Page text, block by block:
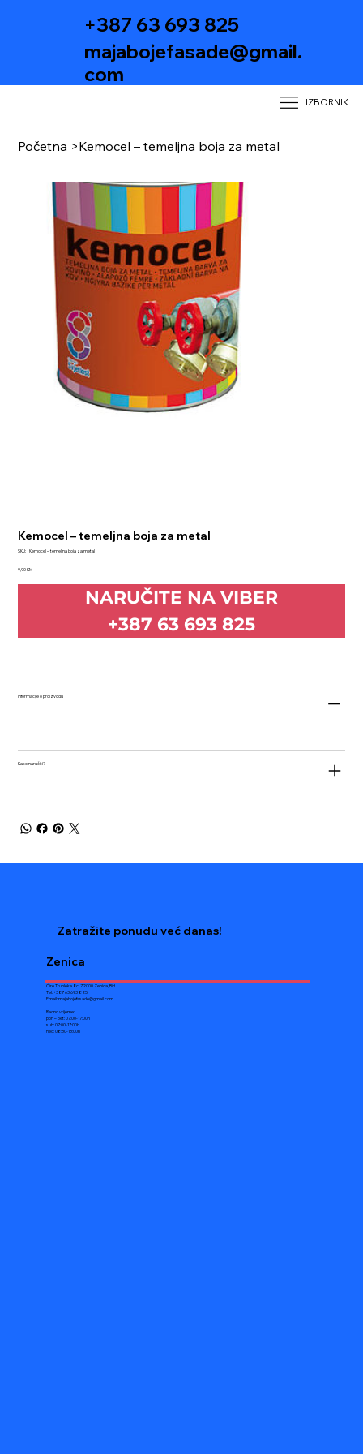
IZBORNIK
+387 63 693 825
majabojefasade@gmail.
com
Početna >Kemocel – temeljna boja za metal
Kemocel – temeljna boja za metal
SKU:
SKU
–
Kemocel – temeljna boja za metal
Price
9,90 KM
NARUČITE NA VIBER
+387 63 693 825
Informacije o proizvodu
Kako naručiti?
Zatražite ponudu već danas!
Ćire Truhleke 8c, 72000 Zenica, BiH
Tel: +387 63 693 825
Email:majabojefasade@gmail.com
Radno vrijeme:
pon – pet: 07:00-17:00h
sub: 07:00-17:00h
ned: 08:30-13:00h
Zenica